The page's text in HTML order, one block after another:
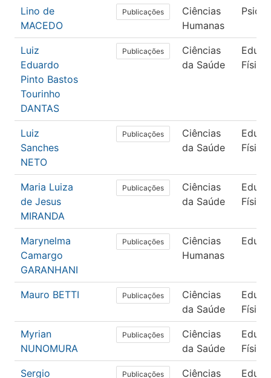
Lino de
MACEDO
Publicações
Ciências
Humanas
Luiz
Eduardo
Pinto Bastos
Tourinho
DANTAS
Publicações
Ciências
da Saúde
Física
Luiz
Sanches
NETO
Publicações
Ciências
da Saúde
Física
Maria Luiza
de Jesus
MIRANDA
Publicações
Ciências
da Saúde
Física
Marynelma
Camargo
GARANHANI
Publicações
Ciências
Humanas
Mauro BETTI Publicações
Ciências
da Saúde
Física
Myrian
NUNOMURA
Publicações
Ciências
da Saúde
Física
Sergio
Publicações
Ciências